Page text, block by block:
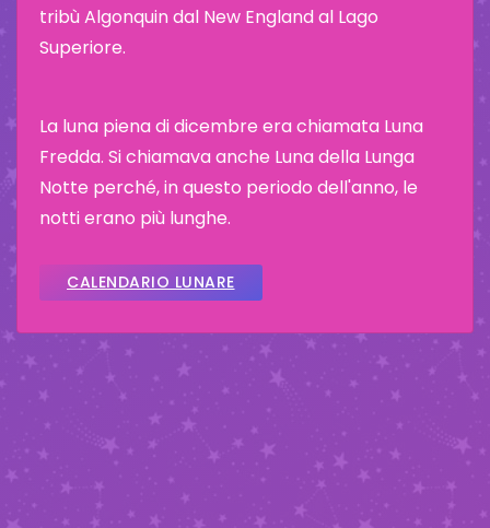
tribù Algonquin dal New England al Lago
Superiore.
La luna piena di dicembre era chiamata Luna
Fredda. Si chiamava anche Luna della Lunga
Notte perché, in questo periodo dell'anno, le
notti erano più lunghe.
CALENDARIO LUNARE